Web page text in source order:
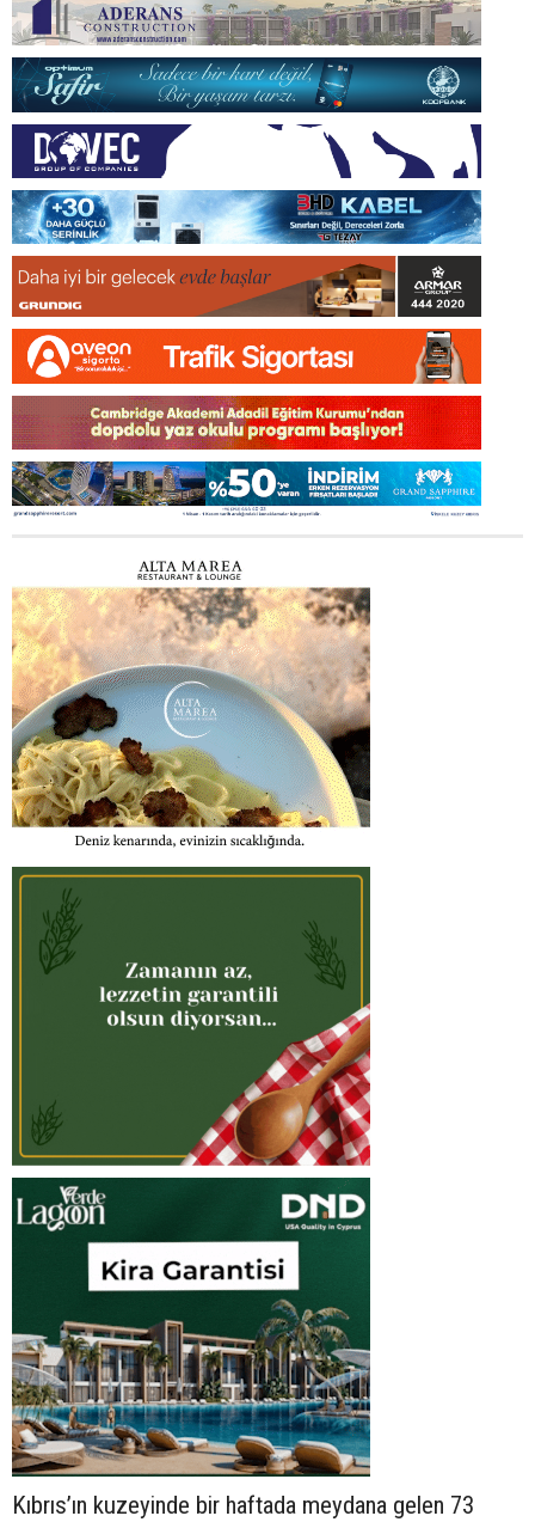
Kıbrıs’ın kuzeyinde bir haftada meydana gelen 73